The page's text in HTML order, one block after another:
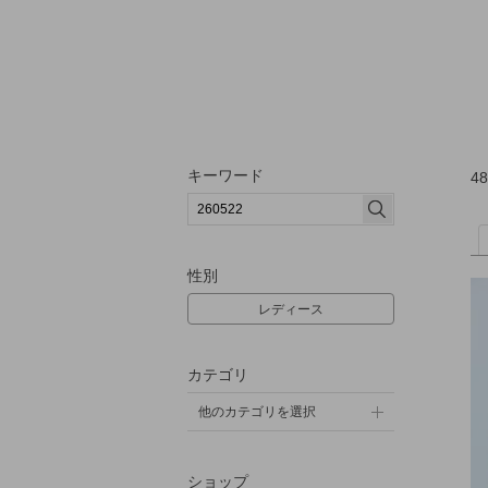
48
キーワード
性別
レディース
カテゴリ
他のカテゴリを選択
ショップ